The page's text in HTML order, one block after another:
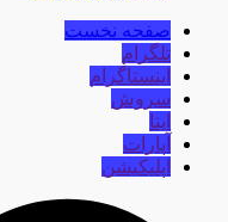
صفحه نخست
تلگرام
اینستاگرام
سروش
ایتا
آپارات
اپلیکیشن